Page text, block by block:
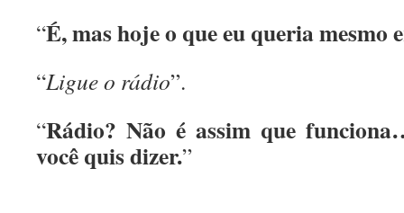
“É, mas hoje o que eu queria
“Ligue o rádio”.
“Rádio? Não é assim que
você quis dizer.”